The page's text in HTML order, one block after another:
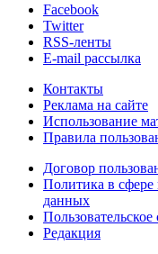
Facebook
Twitter
RSS-ленты
E-mail рассылка
Контакты
Реклама на сайте
Использование
Правила
Договор
Политика в
данных
Редакция